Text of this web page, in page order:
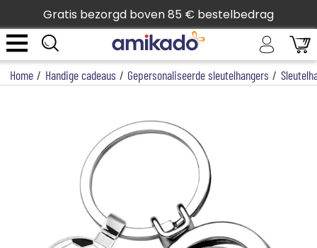
Gratis bezorgd boven 85 € bestelbedrag
Home / Handige cadeaus / Gepersonaliseerde sleutelhangers /